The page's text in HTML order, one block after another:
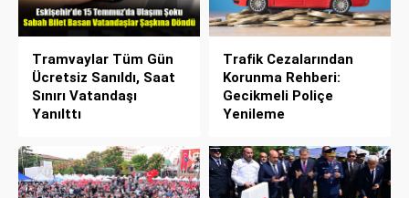
Tramvaylar Tüm Gün
Ücretsiz Sanıldı, Saat
Sınırı Vatandaşı
Yanılttı
Trafik Cezalarından
Korunma Rehberi:
Gecikmeli Poliçe
Yenileme